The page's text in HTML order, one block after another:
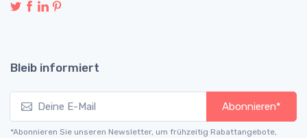
Bleib informiert
Abonnieren*
*Abonnieren Sie unseren Newsletter, um frühzeitig Rabattangebote,